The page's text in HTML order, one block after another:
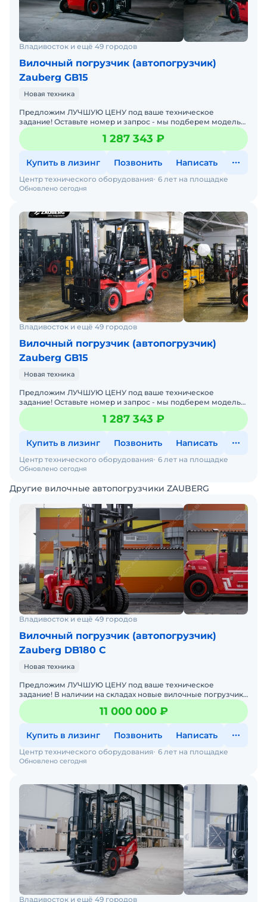
Владивосток и ещё 49 городов
Вилочный погрузчик (автопогрузчик)
Zauberg GB15
Новая техника
Предложим ЛУЧШУЮ ЦЕНУ под ваше техническое
задание! Оставьте номер и запрос - мы подберем модель
со СКИДКОЙ. В наличии на складах новые вилочные
погрузчики
1 287 343 ₽
Купить в лизинг Позвонить Написать
Обновлено сегодня
Центр технического оборудования 6 лет на площадке
Владивосток и ещё 49 городов
Вилочный погрузчик (автопогрузчик)
Zauberg GB15
Новая техника
Предложим ЛУЧШУЮ ЦЕНУ под ваше техническое
задание! Оставьте номер и запрос - мы подберем модель
со СКИДКОЙ. В наличии на складах новые вилочные
погрузчики
1 287 343 ₽
Купить в лизинг Позвонить Написать
Обновлено сегодня
Центр технического оборудования 6 лет на площадке
Другие вилочные автопогрузчики ZAUBERG
Владивосток и ещё 49 городов
Вилочный погрузчик (автопогрузчик)
Zauberg DB180 C
Новая техника
Предложим ЛУЧШУЮ ЦЕНУ под ваше техническое
задание! В наличии на складах новые вилочные погрузчики
с официальной гарантией от производителя. Оперативная
дос
11 000 000 ₽
Купить в лизинг Позвонить Написать
Обновлено сегодня
Центр технического оборудования 6 лет на площадке
Владивосток и ещё 49 городов